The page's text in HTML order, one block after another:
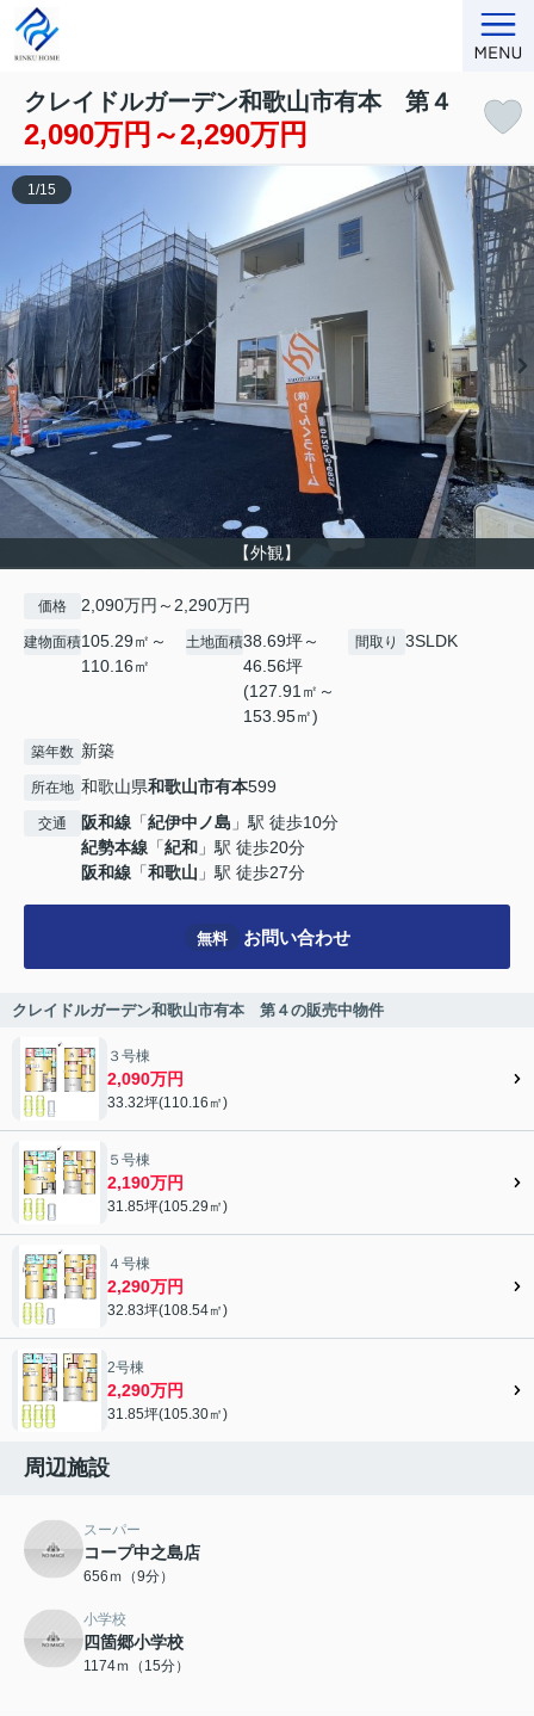
クレイドルガーデン和歌山市有本 第４
2,090万円～2,290万円
【外観】
1 /15
価格 2,090万円～2,290万円
建物面積105.29㎡～
110.16㎡
土地面積38.69坪～
46.56坪
(127.91㎡～
153.95㎡)
間取り 3SLDK
築年数 新築
所在地 和歌山県和歌山市有本599
交通 阪和線 「紀伊中ノ島 」駅 徒歩10分
紀勢本線 「紀和 」駅 徒歩20分
阪和線 「和歌山 」駅 徒歩27分
無料 お問い合わせ
クレイドルガーデン和歌山市有本 第４の販売中物件
３号棟
2,090万円
33.32坪(110.16㎡)
５号棟
2,190万円
31.85坪(105.29㎡)
４号棟
2,290万円
32.83坪(108.54㎡)
2号棟
2,290万円
31.85坪(105.30㎡)
周辺施設
スーパー
コープ中之島店
656ｍ（9分）
小学校
四箇郷小学校
1174ｍ（15分）